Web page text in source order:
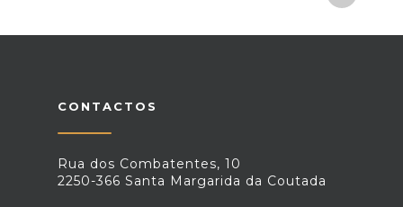
CONTACTOS
Rua dos Combatentes, 10
2250-366 Santa Margarida da Coutada